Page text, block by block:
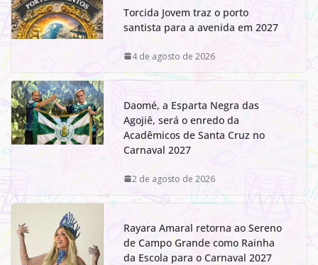
Torcida Jovem traz o porto
santista para a avenida em 2027
4 de agosto de 2026
Daomé, a Esparta Negra das
Agojiê, será o enredo da
Acadêmicos de Santa Cruz no
Carnaval 2027
2 de agosto de 2026
Rayara Amaral retorna ao Sereno
de Campo Grande como Rainha
da Escola para o Carnaval 2027